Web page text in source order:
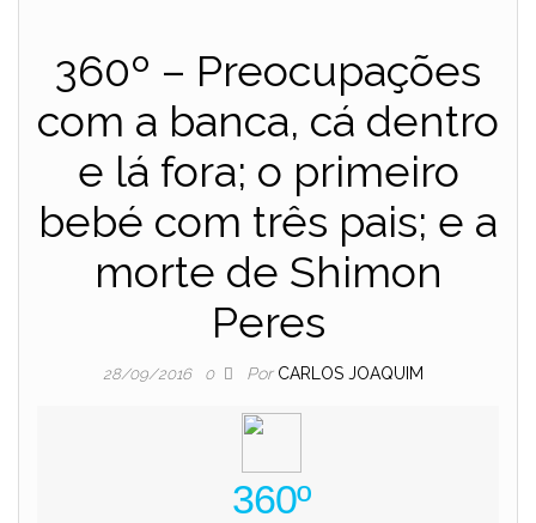
360º – Preocupações
com a banca, cá dentro
e lá fora; o primeiro
bebé com três pais; e a
morte de Shimon
Peres
28/09/2016 0 Por CARLOS JOAQUIM
360º